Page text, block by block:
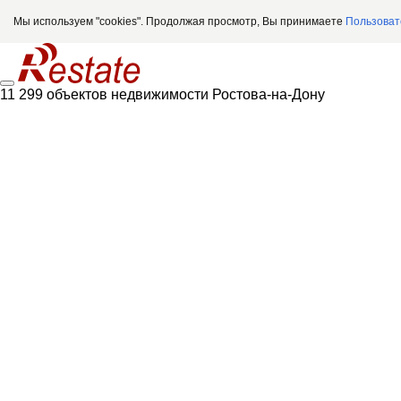
Мы используем "cookies". Продолжая просмотр, Вы принимаете
11 299 объектов недвижимости Ростова-на-Дону